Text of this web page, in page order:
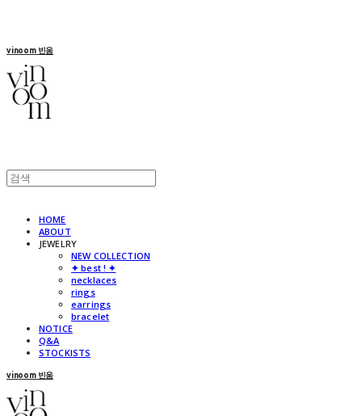
vinoom 빈움
HOME
ABOUT
JEWELRY
NEW COLLECTION
✦ best ! ✦
necklaces
rings
earrings
bracelet
NOTICE
Q&A
STOCKISTS
vinoom 빈움